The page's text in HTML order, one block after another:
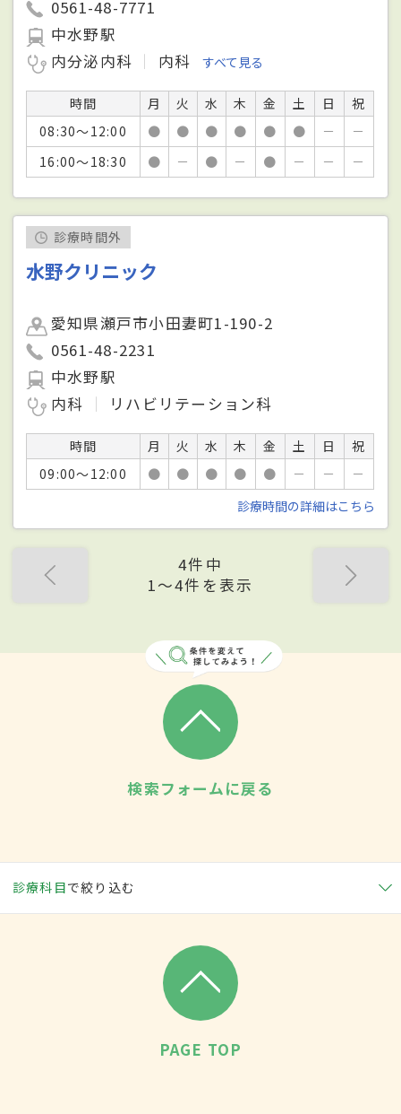
0561-48-7771
中水野駅
内分泌内科
内科 すべて見る
時間 月 火 水 木 金 土 日
祝
08:30～12:00
● ● ● ● ● ● －
－
16:00～18:30
● － ● － ● － － －
診療時間外
水野クリニック
愛知県瀬戸市小田妻町1-190-2
0561-48-2231
中水野駅
内科
リハビリテーション科
時間 月 火 水 木 金 土 日
祝
09:00～12:00
● ● ● ● ● － －
－
診療時間の詳細はこちら
4件中
1〜4件を表示
検索フォームに戻る
診療科目で絞り込む
PAGE TOP